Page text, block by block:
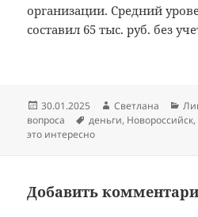
организации. Средний
составил 65 тыс. руб. без
Опубликовано
30.01.2025 Автор
Светлана
вопроса
Метки
деньги, Новороссийск,
это интересно
Добавить